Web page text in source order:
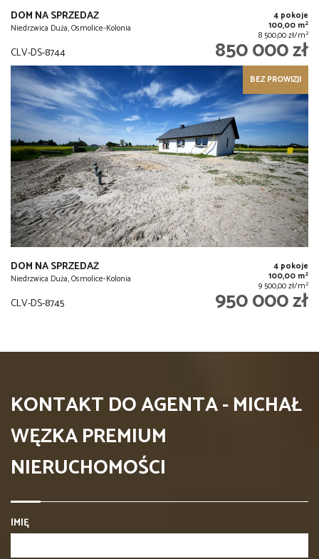
DOM NA SPRZEDAŻ
Niedrzwica Duża, Osmolice-Kolonia
4 pokoje
100,00 m2
8 500,00 zł/m2
CLV-DS-8744 850 000 zł
BEZ PROWIZJI
DOM NA SPRZEDAŻ
Niedrzwica Duża, Osmolice-Kolonia
4 pokoje
100,00 m2
9 500,00 zł/m2
CLV-DS-8745 950 000 zł
KONTAKT DO AGENTA - MICHAŁ
WĘZKA PREMIUM
NIERUCHOMOŚCI
IMIĘ